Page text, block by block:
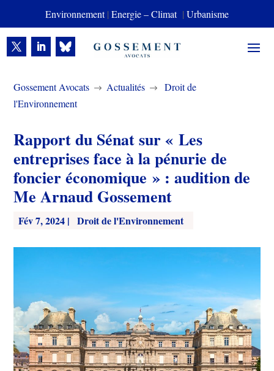
Environnement| Energie – Climat | Urbanisme
Gossement Avocats $ Actualités $
Droit de
l'Environnement
Rapport du Sénat sur « Les
entreprises face à la pénurie de
foncier économique » : audition de
Me Arnaud Gossement
Fév 7, 2024 | Droit de l'Environnement